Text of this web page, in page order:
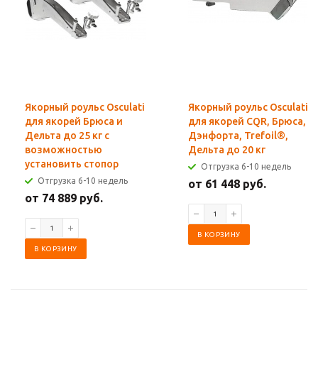
Якорный роульс Osculati
для якорей Брюса и
Дельта до 25 кг с
возможностью
установить стопор
Отгрузка 6-10 недель
от 74 889 руб.
В КОРЗИНУ
Якорный роульс Osculati
для якорей CQR, Брюса,
Дэнфорта, Trefoil®,
Дельта до 20 кг
Отгрузка 6-10 недель
от 61 448 руб.
В КОРЗИНУ